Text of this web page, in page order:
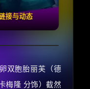
接与动态
双胞胎丽芙（德
梅隆 分饰）截然